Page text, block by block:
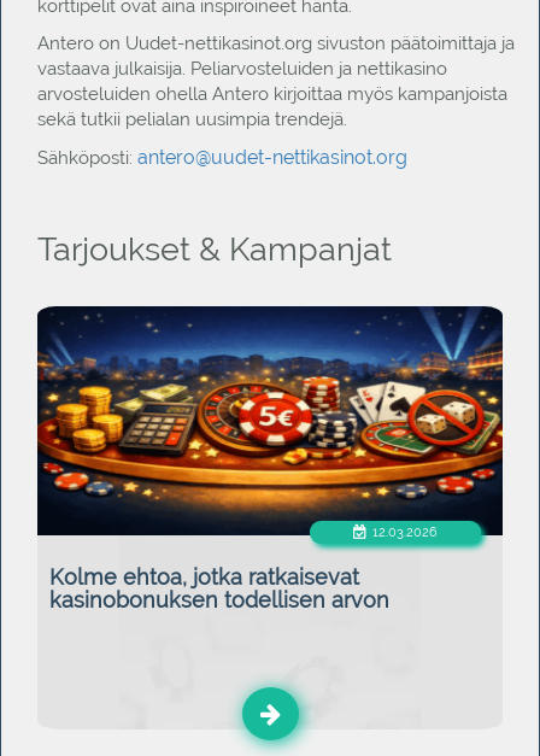
korttipelit ovat aina inspiroineet häntä.
Antero on Uudet-nettikasinot.org sivuston päätoimittaja ja
vastaava julkaisija. Peliarvosteluiden ja nettikasino
arvosteluiden ohella Antero kirjoittaa myös kampanjoista
sekä tutkii pelialan uusimpia trendejä.
Sähköposti: antero@uudet-nettikasinot.org
Tarjoukset & Kampanjat
12.03.2026
Kolme ehtoa, jotka ratkaisevat
kasinobonuksen todellisen arvon